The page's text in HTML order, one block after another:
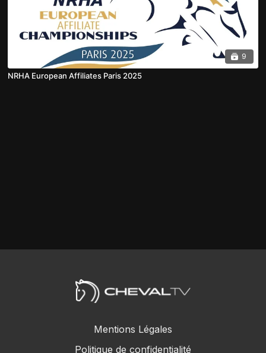
9
NRHA European Affiliates Paris 2025
Mentions Légales
Politique de confidentialité